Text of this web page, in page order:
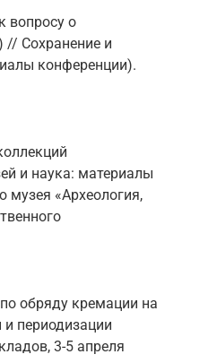
вопросу о
// Сохранение и
конференции).
и наука: материалы
музея «Археология,
обряду кремации на
периодизации
3-5 апреля